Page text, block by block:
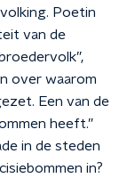
Poetin
van de
over waarom
Een van de
heeft.”
in de steden
in?